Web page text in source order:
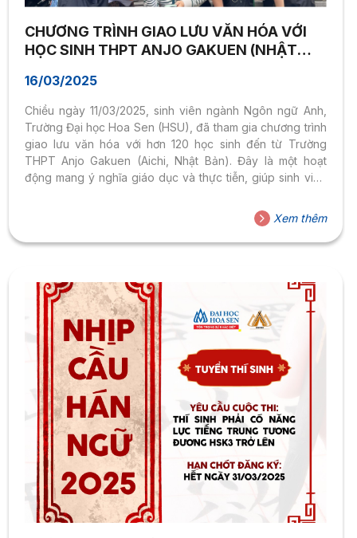
CHƯƠNG TRÌNH GIAO LƯU VĂN HÓA VỚI
HỌC SINH THPT ANJO GAKUEN (NHẬT
16/03/2025
Chiều ngày 11/03/2025, sinh viên ngành Ngôn ngữ Anh,
Trường Đại học Hoa Sen (HSU), đã tham gia chương trình
giao lưu văn hóa với hơn 120 học sinh đến từ Trường
THPT Anjo Gakuen (Aichi, Nhật Bản). Đây là một hoạt
động mang ý nghĩa giáo dục và thực tiễn, giúp sinh viên
ngữ, đồng thời mở rộng hiểu biết về văn hóa giữa Việt
Nam và Nhật Bản. Trong vai trò hướng dẫn viên, sinh viên
HSU đã đón tiếp đoàn học sinh Nhật Bản, tổ...
Xem thêm